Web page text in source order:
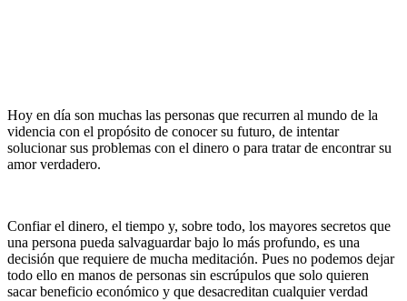
Hoy en día son muchas las personas que recurren al mundo de la
videncia con el propósito de conocer su futuro, de intentar
solucionar sus problemas con el dinero o para tratar de encontrar su
amor verdadero.
Confiar el dinero, el tiempo y, sobre todo, los mayores secretos que
una persona pueda salvaguardar bajo lo más profundo, es una
decisión que requiere de mucha meditación. Pues no podemos dejar
todo ello en manos de personas sin escrúpulos que solo quieren
sacar beneficio económico y que desacreditan cualquier verdad